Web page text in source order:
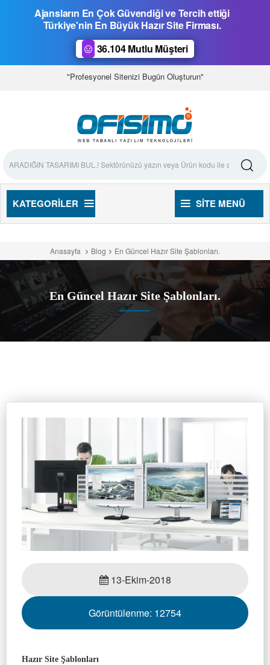
Ajansların En Çok Güvendiği ve Tercih ettiği
Türkiye'nin En Büyük Hazır Site Firması.
36.104 Mutlu Müşteri
"Profesyonel Sitenizi Bugün Oluşturun"
KATEGORILER SITE MENÜ
Anasayfa Blog En Güncel Hazır Site Şablonları.
En Güncel Hazır Site Şablonları.
13-Ekim-2018
Görüntülenme: 12754
Hazır Site Şablonları